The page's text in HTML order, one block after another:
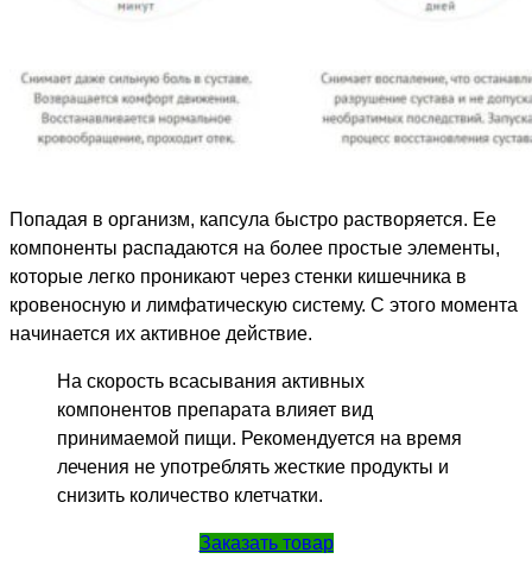
Попадая в организм, капсула быстро растворяется. Ее
компоненты распадаются на более простые элементы,
которые легко проникают через стенки кишечника в
кровеносную и лимфатическую систему. С этого момента
начинается их активное действие.
На скорость всасывания активных
компонентов препарата влияет вид
принимаемой пищи. Рекомендуется на время
лечения не употреблять жесткие продукты и
снизить количество клетчатки.
Заказать товар